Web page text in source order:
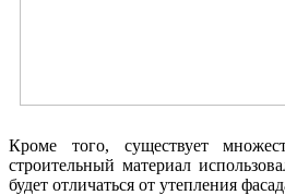
Кроме того, существует
строительный материал
будет отличаться от утепления